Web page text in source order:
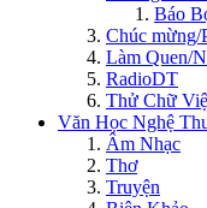
Báo
Chúc mừng/
Làm Quen/
RadioDT
Thử Chữ
Văn Học Nghệ
Âm Nhạc
Thơ
Truyện